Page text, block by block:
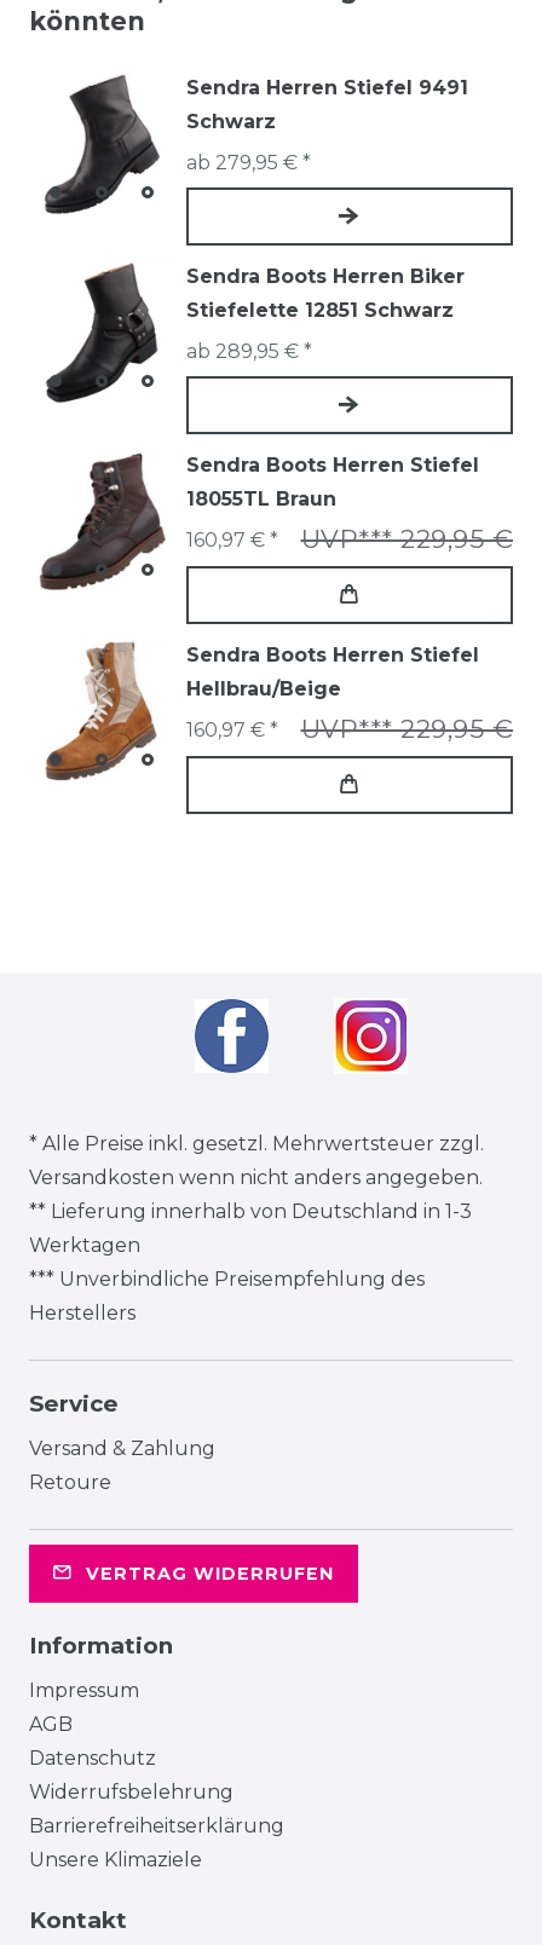
könnten
Sendra Herren Stiefel 9491
Schwarz
ab 279,95 € *
Sendra Boots Herren Biker
Stiefelette 12851 Schwarz
ab 289,95 € *
Sendra Boots Herren Stiefel
18055TL Braun
UVP*** 229,95 €
160,97 € *
Sendra Boots Herren Stiefel
Hellbrau/Beige
UVP*** 229,95 €
160,97 € *
* Alle Preise inkl. gesetzl. Mehrwertsteuer zzgl.
Versandkosten wenn nicht anders angegeben.
** Lieferung innerhalb von Deutschland in 1-3
Werktagen
*** Unverbindliche Preisempfehlung des
Herstellers
Service
Versand & Zahlung
Retoure
VERTRAG WIDERRUFEN
Information
Impressum
AGB
Datenschutz
Widerrufsbelehrung
Barrierefreiheitserklärung
Unsere Klimaziele
Kontakt